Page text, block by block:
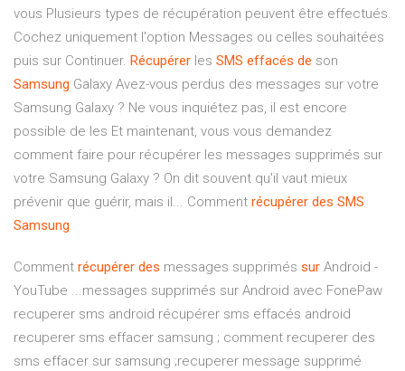
vous Plusieurs types de récupération peuvent être effectués.
Cochez uniquement l'option Messages ou celles souhaitées
puis sur Continuer. Récupérer les SMS effacés de son
Samsung Galaxy Avez-vous perdus des messages sur votre
Samsung Galaxy ? Ne vous inquiétez pas, il est encore
possible de les Et maintenant, vous vous demandez
comment faire pour récupérer les messages supprimés sur
votre Samsung Galaxy ? On dit souvent qu'il vaut mieux
prévenir que guérir, mais il... Comment récupérer des SMS
Samsung
Comment récupérer des messages supprimés sur Android -
YouTube ...messages supprimés sur Android avec FonePaw
recuperer sms android récupérer sms effacés android
recuperer sms effacer samsung ; comment recuperer des
sms effacer sur samsung ;recuperer message supprimé